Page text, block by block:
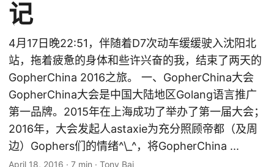
记
4月17日晚22:51，伴随着D7次动车缓缓驶入沈阳北
站，拖着疲惫的身体和些许兴奋的我，结束了两天的
GopherChina 2016之旅。 一、GopherChina大会
GopherChina大会是中国大陆地区Golang语言推广
第一品牌。2015年在上海成功了举办了第一届大会；
2016年，大会发起人astaxie为充分照顾帝都（及周
边）Gophers们的情绪^\_^，将GopherChina ...
April 18, 2016 · 7 min · Tony Bai